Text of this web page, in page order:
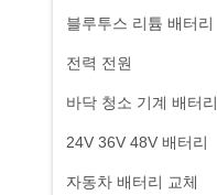
블루투스 리튬 배터리
전력 전원
바닥 청소 기계 배터리
24V 36V 48V 배터리
자동차 배터리 교체